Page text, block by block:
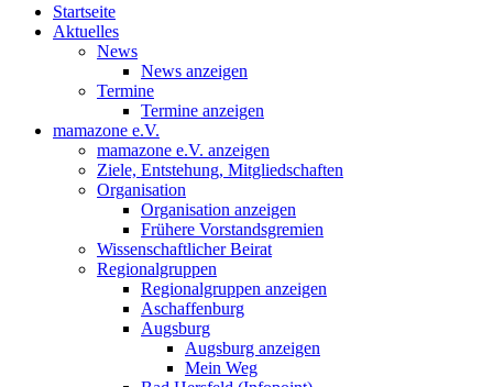
Startseite
Aktuelles
News
News anzeigen
Termine
Termine anzeigen
mamazone e.V.
mamazone e.V. anzeigen
Ziele, Entstehung, Mitgliedschaften
Organisation
Organisation anzeigen
Frühere Vorstandsgremien
Wissenschaftlicher Beirat
Regionalgruppen
Regionalgruppen anzeigen
Aschaffenburg
Augsburg
Augsburg anzeigen
Mein Weg